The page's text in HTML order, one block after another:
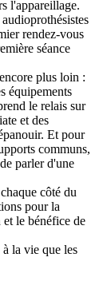
l'appareillage.
rendez-vous
séance
plus loin :
équipements
le relais sur
et des
Et pour
communs,
parler d'une
côté du
pour la
le bénéfice de
la vie que les